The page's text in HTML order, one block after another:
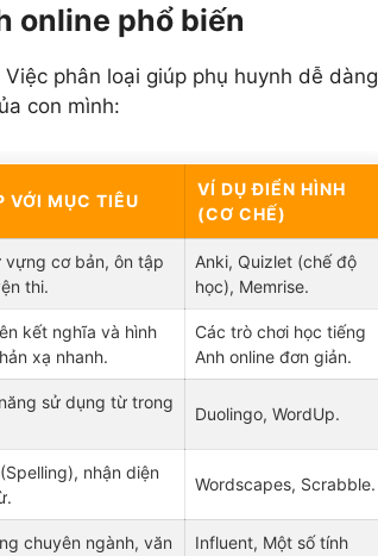
online phổ biến
phân loại giúp phụ huynh dễ dàng
con mình:
VỚI MỤC TIÊU
VÍ DỤ ĐIỂN HÌNH
(CƠ CHẾ)
vựng cơ bản, ôn tập
thi.
Anki, Quizlet (chế độ
học), Memrise.
kết nghĩa và hình
xạ nhanh.
Các trò chơi học tiếng
Anh online đơn giản.
sử dụng từ trong
Duolingo, WordUp.
nhận diện
Wordscapes, Scrabble.
chuyên ngành, văn
Influent, Một số tính